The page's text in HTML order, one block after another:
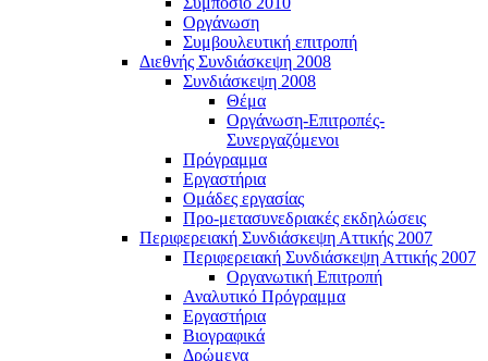
Οργάνωση
Συμβουλευτική επιτροπή
Διεθνής Συνδιάσκεψη 2008
Συνδιάσκεψη 2008
Θέμα
Οργάνωση-Επιτροπές-
Συνεργαζόμενοι
Πρόγραμμα
Εργαστήρια
Ομάδες εργασίας
Προ-μετασυνεδριακές εκδηλώσεις
Περιφερειακή Συνδιάσκεψη Αττικής 2007
Περιφερειακή Συνδιάσκεψη Αττικής 2007
Οργανωτική Επιτροπή
Αναλυτικό Πρόγραμμα
Εργαστήρια
Βιογραφικά
Δρώμενα